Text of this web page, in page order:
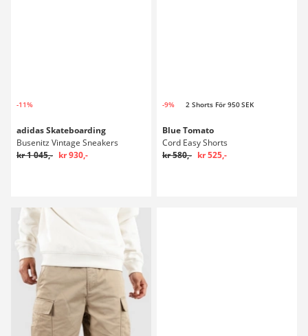
-11%
adidas Skateboarding
Busenitz Vintage Sneakers
kr 1 045,- kr 930,-
-9% 2 Shorts För 950 SEK
Blue Tomato
Cord Easy Shorts
kr 580,- kr 525,-